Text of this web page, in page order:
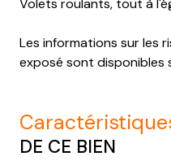
Volets roulants, tout à
Les informations sur les
exposé sont disponibles
DE CE BIEN